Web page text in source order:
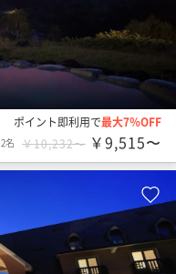
ポイント即利用で最大7％OFF
2名 ￥10,232〜 ￥9,515〜